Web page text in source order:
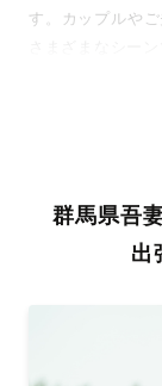
す。カップルや
ありのままの空
料金は全国どこ
リジナルの研修
ィを身につけた
丁寧なレタッ
群馬県吾
出